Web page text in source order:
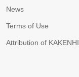
News
Terms of Use
Attribution of KAKENHI